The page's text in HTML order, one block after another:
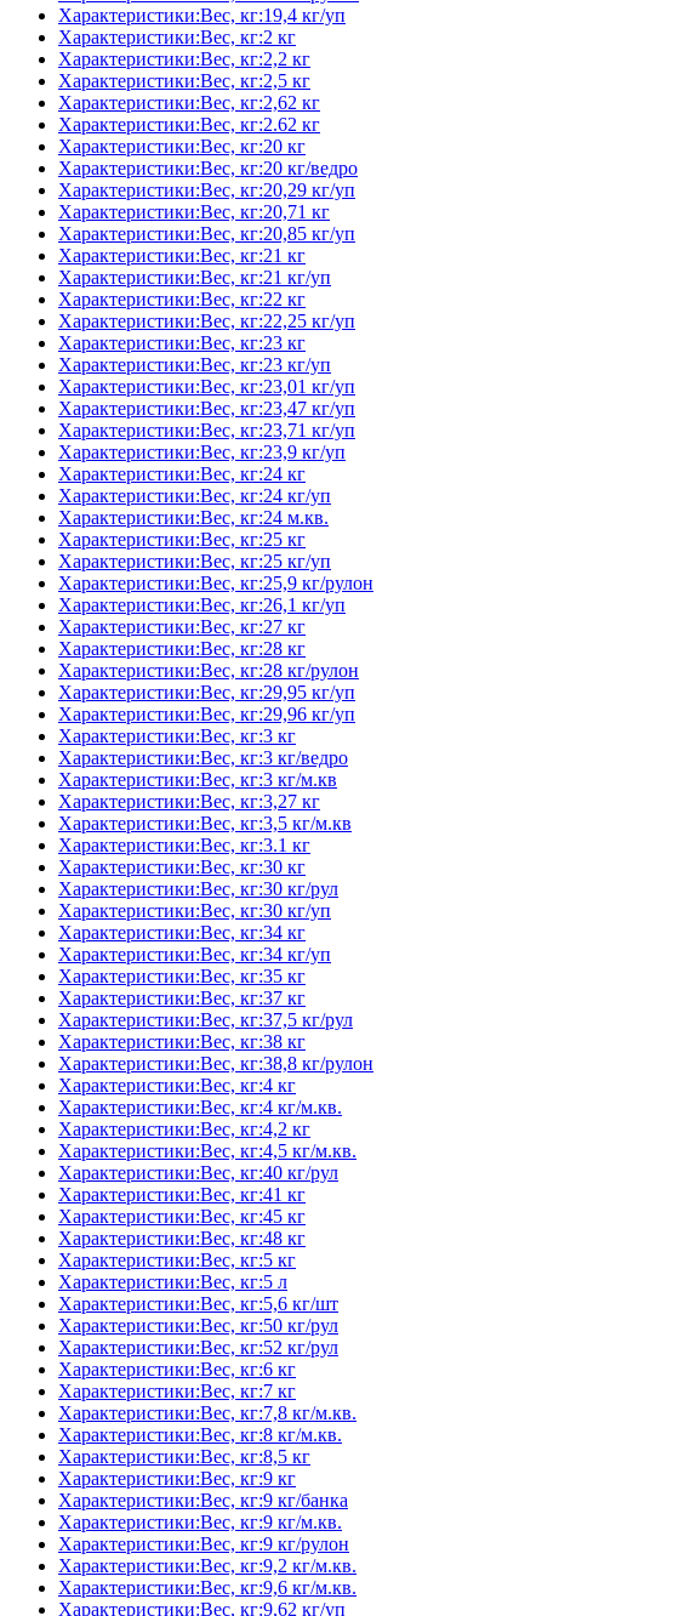
Характеристики:Вес, кг:19,4 кг/уп
Характеристики:Вес, кг:2 кг
Характеристики:Вес, кг:2,2 кг
Характеристики:Вес, кг:2,5 кг
Характеристики:Вес, кг:2,62 кг
Характеристики:Вес, кг:2.62 кг
Характеристики:Вес, кг:20 кг
Характеристики:Вес, кг:20 кг/ведро
Характеристики:Вес, кг:20,29 кг/уп
Характеристики:Вес, кг:20,71 кг
Характеристики:Вес, кг:20,85 кг/уп
Характеристики:Вес, кг:21 кг
Характеристики:Вес, кг:21 кг/уп
Характеристики:Вес, кг:22 кг
Характеристики:Вес, кг:22,25 кг/уп
Характеристики:Вес, кг:23 кг
Характеристики:Вес, кг:23 кг/уп
Характеристики:Вес, кг:23,01 кг/уп
Характеристики:Вес, кг:23,47 кг/уп
Характеристики:Вес, кг:23,71 кг/уп
Характеристики:Вес, кг:23,9 кг/уп
Характеристики:Вес, кг:24 кг
Характеристики:Вес, кг:24 кг/уп
Характеристики:Вес, кг:24 м.кв.
Характеристики:Вес, кг:25 кг
Характеристики:Вес, кг:25 кг/уп
Характеристики:Вес, кг:25,9 кг/рулон
Характеристики:Вес, кг:26,1 кг/уп
Характеристики:Вес, кг:27 кг
Характеристики:Вес, кг:28 кг
Характеристики:Вес, кг:28 кг/рулон
Характеристики:Вес, кг:29,95 кг/уп
Характеристики:Вес, кг:29,96 кг/уп
Характеристики:Вес, кг:3 кг
Характеристики:Вес, кг:3 кг/ведро
Характеристики:Вес, кг:3 кг/м.кв
Характеристики:Вес, кг:3,27 кг
Характеристики:Вес, кг:3,5 кг/м.кв
Характеристики:Вес, кг:3.1 кг
Характеристики:Вес, кг:30 кг
Характеристики:Вес, кг:30 кг/рул
Характеристики:Вес, кг:30 кг/уп
Характеристики:Вес, кг:34 кг
Характеристики:Вес, кг:34 кг/уп
Характеристики:Вес, кг:35 кг
Характеристики:Вес, кг:37 кг
Характеристики:Вес, кг:37,5 кг/рул
Характеристики:Вес, кг:38 кг
Характеристики:Вес, кг:38,8 кг/рулон
Характеристики:Вес, кг:4 кг
Характеристики:Вес, кг:4 кг/м.кв.
Характеристики:Вес, кг:4,2 кг
Характеристики:Вес, кг:4,5 кг/м.кв.
Характеристики:Вес, кг:40 кг/рул
Характеристики:Вес, кг:41 кг
Характеристики:Вес, кг:45 кг
Характеристики:Вес, кг:48 кг
Характеристики:Вес, кг:5 кг
Характеристики:Вес, кг:5 л
Характеристики:Вес, кг:5,6 кг/шт
Характеристики:Вес, кг:50 кг/рул
Характеристики:Вес, кг:52 кг/рул
Характеристики:Вес, кг:6 кг
Характеристики:Вес, кг:7 кг
Характеристики:Вес, кг:7,8 кг/м.кв.
Характеристики:Вес, кг:8 кг/м.кв.
Характеристики:Вес, кг:8,5 кг
Характеристики:Вес, кг:9 кг
Характеристики:Вес, кг:9 кг/банка
Характеристики:Вес, кг:9 кг/м.кв.
Характеристики:Вес, кг:9 кг/рулон
Характеристики:Вес, кг:9,2 кг/м.кв.
Характеристики:Вес, кг:9,6 кг/м.кв.
Характеристики:Вес, кг:9,62 кг/уп